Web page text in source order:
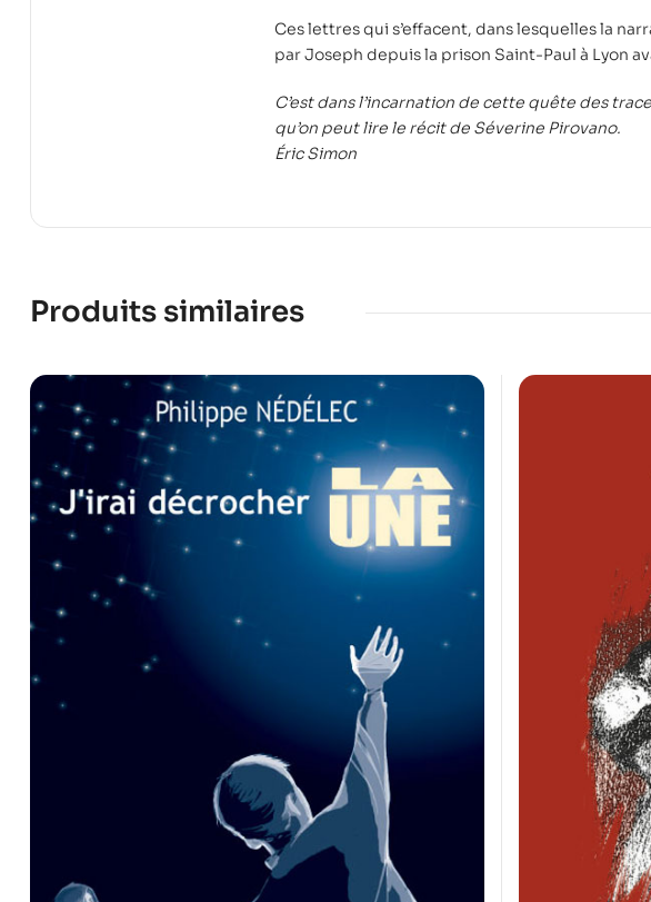
Ces lettres qui s’effacent, dans lesquelles la
par Joseph depuis la prison Saint-Paul à Lyon
C’est dans l’incarnation de cette quête des
qu’on peut lire le récit de Séverine Pirovano.
Éric Simon
Produits similaires